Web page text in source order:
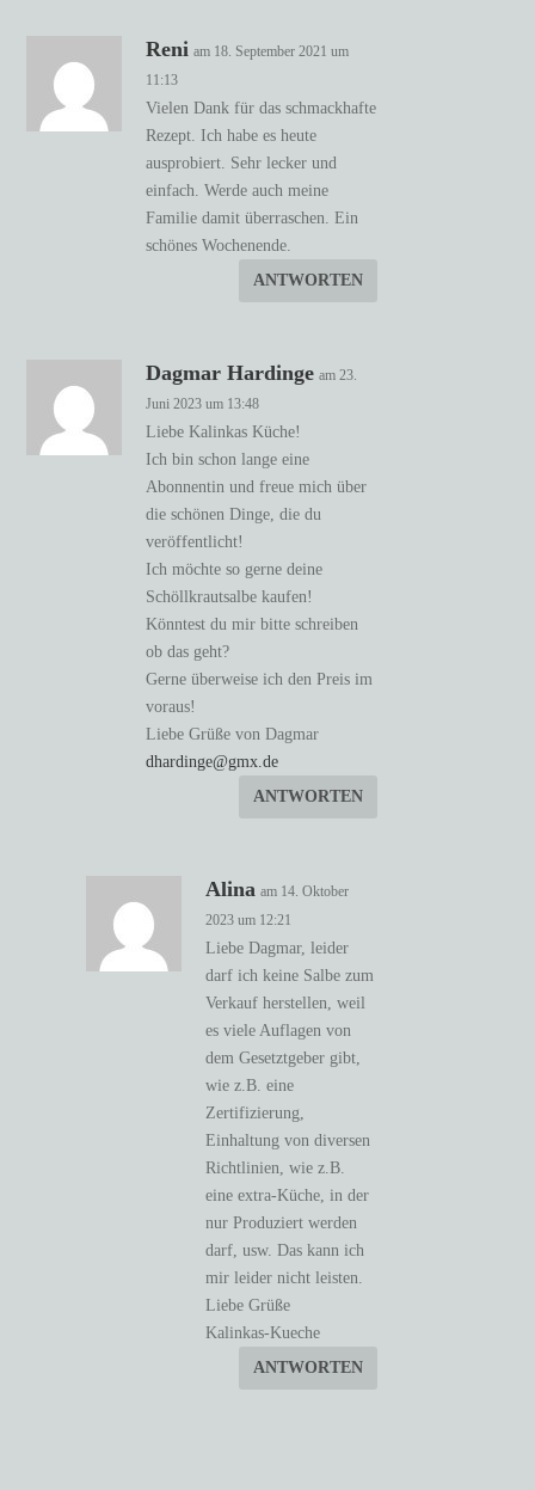
Reni am 18. September 2021 um
11:13
Vielen Dank für das schmackhafte
Rezept. Ich habe es heute
ausprobiert. Sehr lecker und
einfach. Werde auch meine
Familie damit überraschen. Ein
schönes Wochenende.
ANTWORTEN
Dagmar Hardinge am 23.
Juni 2023 um 13:48
Liebe Kalinkas Küche!
Ich bin schon lange eine
Abonnentin und freue mich über
die schönen Dinge, die du
veröffentlicht!
Ich möchte so gerne deine
Schöllkrautsalbe kaufen!
Könntest du mir bitte schreiben
ob das geht?
Gerne überweise ich den Preis im
voraus!
Liebe Grüße von Dagmar
dhardinge@gmx.de
ANTWORTEN
Alina am 14. Oktober
2023 um 12:21
Liebe Dagmar, leider
darf ich keine Salbe zum
Verkauf herstellen, weil
es viele Auflagen von
dem Gesetztgeber gibt,
wie z.B. eine
Zertifizierung,
Einhaltung von diversen
Richtlinien, wie z.B.
eine extra-Küche, in der
nur Produziert werden
darf, usw. Das kann ich
mir leider nicht leisten.
Liebe Grüße
Kalinkas-Kueche
ANTWORTEN